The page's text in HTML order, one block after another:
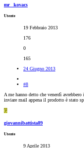
mr_ kovacs
Utente
19 Febbraio 2013
176
0
165
24 Giugno 2013
#8
A me hanno detto che venerdì
inviare mail appena il prodotto è stato
G
giovannibattista89
Utente
9 Aprile 2013